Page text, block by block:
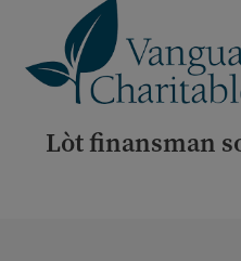
Lòt finansman